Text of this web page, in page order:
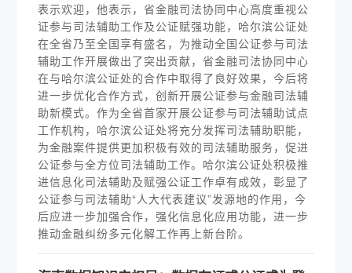
表示欢迎，他表示，省金融司法协同中心高度重视公
证参与司法辅助工作及公证赋强功能，哈尔滨公证处
在全省乃至全国享有盛名，为推动全国公证参与司法
辅助工作开展做出了突出贡献，省金融司法协同中心
在与哈尔滨公证处的合作中取得了良好效果，今后将
进一步优化合作方式，创新开展公证参与金融司法辅
助新模式。作为全省首家开展公证参与司法辅助试点
工作机构，哈尔滨公证处将充分发挥司法辅助职能，
为金融案件提供更加积极有效的司法辅助服务，促进
公证参与全方位司法辅助工作。哈尔滨公证处积极推
进信息化司法辅助及赋强公证工作卓有成效，彰显了
公证参与司法辅助“人大代表建议”发源地的作用，今
后应进一步加强合作，强化信息化应用功能，进一步
推动金融纠纷多元化解工作再上新台阶。